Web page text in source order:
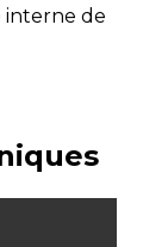
interne de